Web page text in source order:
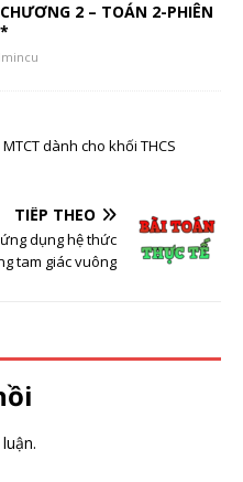
2 – TOÁN 2-PHIÊN
dành cho khối THCS
TIẾP THEO
dụng hệ thức
tam giác vuông